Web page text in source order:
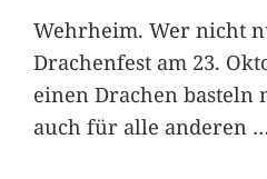
Wehrheim. Wer nicht
Drachenfest am 23.
einen Drachen basteln
auch für alle anderen